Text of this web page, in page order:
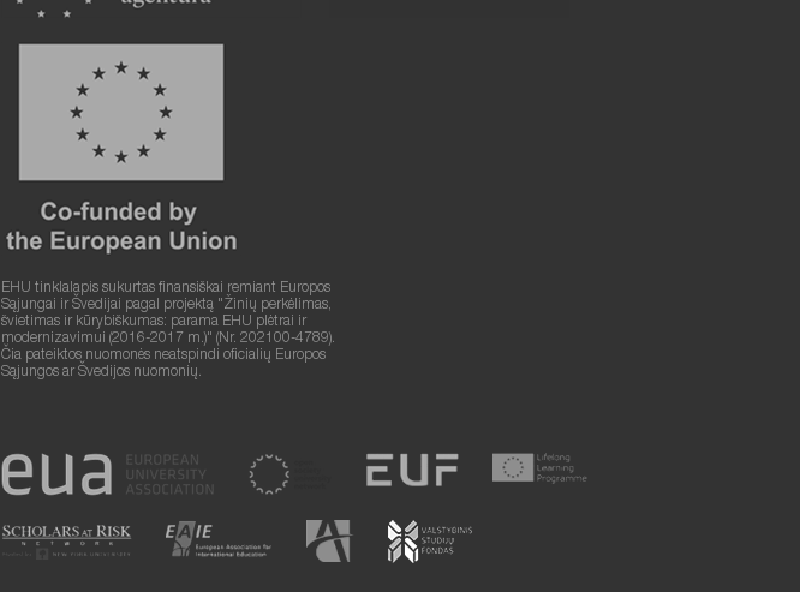
EHU tinklalapis sukurtas finansiškai remiant Europos
Sąjungai ir Švedijai pagal projektą "Žinių perkėlimas,
švietimas ir kūrybiškumas: parama EHU plėtrai ir
modernizavimui (2016-2017 m.)" (Nr. 202100-4789).
Čia pateiktos nuomonės neatspindi oficialių Europos
Sąjungos ar Švedijos nuomonių.